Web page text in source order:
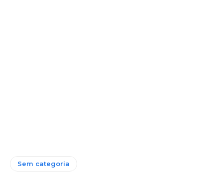
Sem categoria